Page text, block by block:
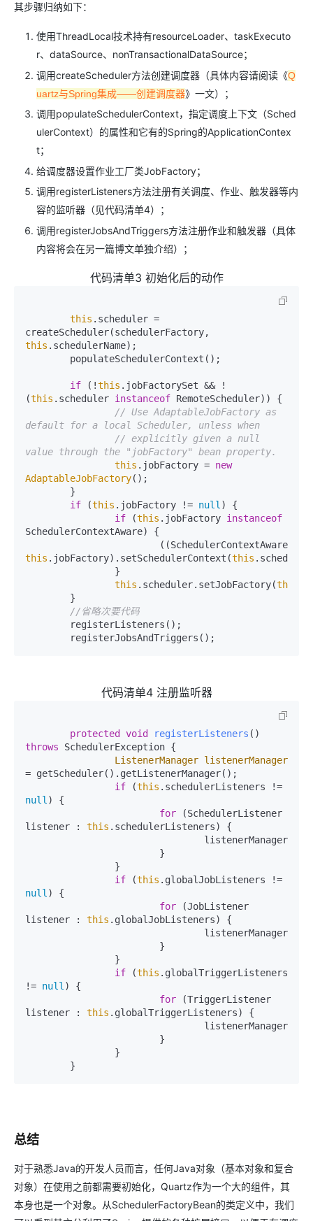
其步骤归纳如下：
使用ThreadLocal技术持有resourceLoader、taskExecuto
r、dataSource、nonTransactionalDataSource；
调用createScheduler方法创建调度器（具体内容请阅读《Q
uartz与Spring集成——创建调度器》一文）；
调用populateSchedulerContext，指定调度上下文（Sched
ulerContext）的属性和它有的Spring的ApplicationContex
t；
给调度器设置作业工厂类JobFactory；
调用registerListeners方法注册有关调度、作业、触发器等内
容的监听器（见代码清单4）；
调用registerJobsAndTriggers方法注册作业和触发器（具体
内容将会在另一篇博文单独介绍）；
代码清单3 初始化后的动作
this .scheduler =
this .schedulerName);
if (!this .jobFactorySet && !
(this .scheduler instanceof RemoteScheduler)) {
// Use AdaptableJobFactory as
default for a local Scheduler, unless when
// explicitly given a null
value through the "jobFactory" bean property.
this .jobFactory = new
AdaptableJobFactory();
if (this .jobFactory != null ) {
if (this .jobFactory instanceof
SchedulerContextAware) {
this .jobFactory).setSchedulerContext(this
this .scheduler.setJobFactory(this
//省略次要代码
	registerJobsAndTriggers();
代码清单4 注册监听器
protected void registerListeners ()
throws SchedulerException {
ListenerManager listenerManager
= getScheduler().getListenerManager();
if (this
null ) {
for (SchedulerListener
listener : this .schedulerListeners) {
if (this
null ) {
for (JobListener
listener : this .globalJobListeners) {
if (this .globalTriggerListeners
!= null ) {
for (TriggerListener
listener : this .globalTriggerListeners) {
	}
总结
对于熟悉Java的开发人员而言，任何Java对象（基本对象和复合
对象）在使用之前都需要初始化，Quartz作为一个大的组件，其
本身也是一个对象。从SchedulerFactoryBean的类定义中，我们